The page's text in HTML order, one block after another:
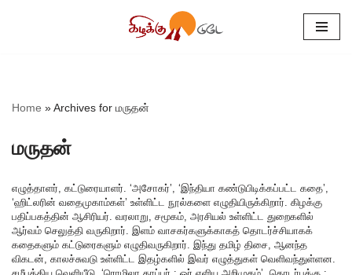
Home »Archives for மருதன்
மருதன்
எழுத்தாளர், கட்டுரையாளர். ‘அசோகர்’, ‘இந்தியா கண்டுபிடிக்கப்பட்ட கதை’,
‘ஹிட்லரின் வதைமுகாம்கள்’ உள்ளிட்ட நூல்களை எழுதியிருக்கிறார். கிழக்கு
பதிப்பகத்தின் ஆசிரியர். வரலாறு, சமூகம், அரசியல் உள்ளிட்ட துறைகளில்
ஆர்வம் செலுத்தி வருகிறார். இளம் வாசகர்களுக்காகத் தொடர்ச்சியாகக்
கதைகளும் கட்டுரைகளும் எழுதிவருகிறார். இந்து தமிழ் திசை, ஆனந்த
விகடன், காலச்சுவடு உள்ளிட்ட இதழ்களில் இவர் எழுத்துகள் வெளிவந்துள்ளன.